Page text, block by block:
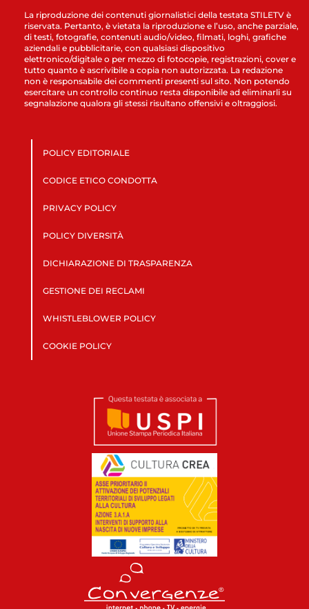
La riproduzione dei contenuti giornalistici della testata STILETV è
riservata. Pertanto, è vietata la riproduzione e l’uso, anche parziale,
di testi, fotografie, contenuti audio/video, filmati, loghi, grafiche
aziendali e pubblicitarie, con qualsiasi dispositivo
elettronico/digitale o per mezzo di fotocopie, registrazioni, cover e
tutto quanto è ascrivibile a copia non autorizzata. La redazione
non è responsabile dei commenti presenti sul sito. Non potendo
esercitare un controllo continuo resta disponibile ad eliminarli su
segnalazione qualora gli stessi risultano offensivi e oltraggiosi.
POLICY EDITORIALE
CODICE ETICO CONDOTTA
PRIVACY POLICY
POLICY DIVERSITÀ
DICHIARAZIONE DI TRASPARENZA
GESTIONE DEI RECLAMI
WHISTLEBLOWER POLICY
COOKIE POLICY